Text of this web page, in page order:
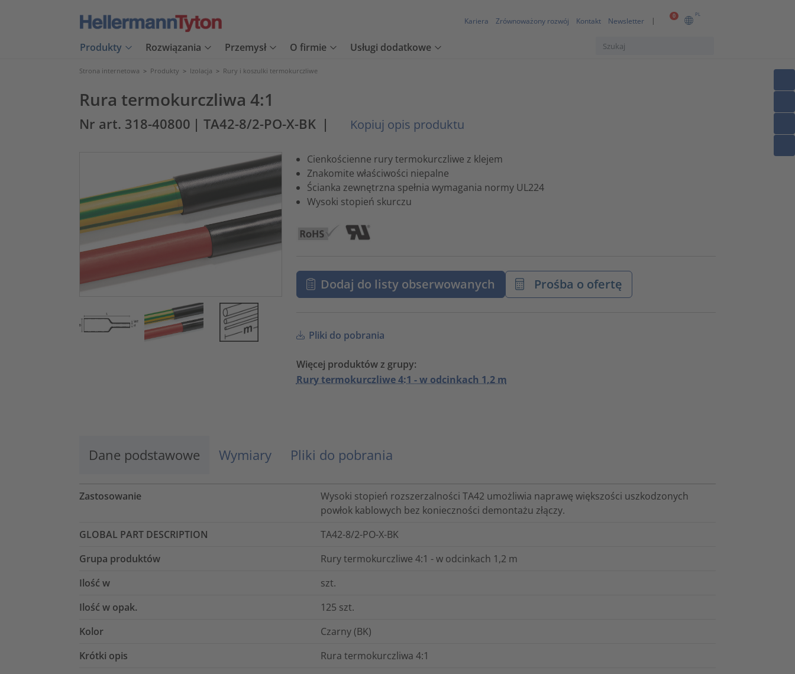
0 PL
Kariera Zrównoważony rozwój Kontakt Newsletter
Produkty Rozwiązania Przemysł O firmie Usługi dodatkowe
Strona internetowa > Produkty > Izolacja > Rury i koszulki termokurczliwe
Rura termokurczliwa 4:1
Nr art. 318-40800 | TA42-8/2-PO-X-BK | Kopiuj opis produktu
Cienkościenne rury termokurczliwe z klejem
Znakomite właściwości niepalne
Ścianka zewnętrzna spełnia wymagania normy UL224
Wysoki stopień skurczu
Dodaj do listy obserwowanych Prośba o ofertę
Pliki do pobrania
Więcej produktów z grupy:
Rury termokurczliwe 4:1 - w odcinkach 1,2 m
Dane podstawowe Wymiary Pliki do pobrania
Zastosowanie
Wysoki stopień rozszerzalności TA42 umożliwia naprawę większości uszkodzonych
powłok kablowych bez konieczności demontażu złączy.
GLOBAL PART DESCRIPTION
TA42-8/2-PO-X-BK
Grupa produktów
Rury termokurczliwe 4:1 - w odcinkach 1,2 m
Ilość w
szt.
Ilość w opak.
125 szt.
Kolor
Czarny (BK)
Krótki opis
Rura termokurczliwa 4:1